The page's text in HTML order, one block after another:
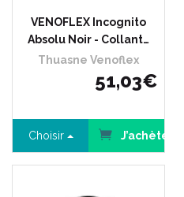
VENOFLEX Incognito
Absolu Noir - Collant…
Thuasne Venoflex
51,03€
Choisir J’achète